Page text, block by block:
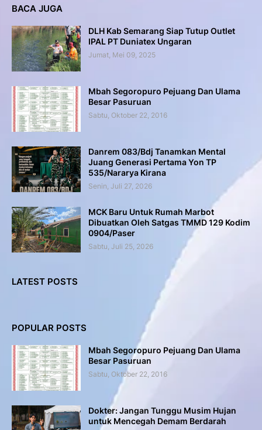
BACA JUGA
DLH Kab Semarang Siap Tutup Outlet
IPAL PT Duniatex Ungaran
Jumat, Mei 09, 2025
Mbah Segoropuro Pejuang Dan Ulama
Besar Pasuruan
Sabtu, Oktober 22, 2016
Danrem 083/Bdj Tanamkan Mental
Juang Generasi Pertama Yon TP
535/Nararya Kirana
Senin, Juli 27, 2026
MCK Baru Untuk Rumah Marbot
Dibuatkan Oleh Satgas TMMD 129 Kodim
0904/Paser
Sabtu, Juli 25, 2026
LATEST POSTS
POPULAR POSTS
Mbah Segoropuro Pejuang Dan Ulama
Besar Pasuruan
Sabtu, Oktober 22, 2016
Dokter: Jangan Tunggu Musim Hujan
untuk Mencegah Demam Berdarah